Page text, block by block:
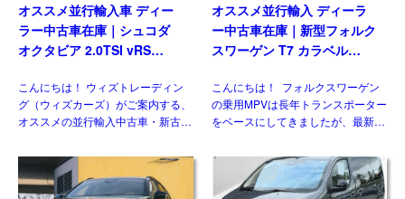
オススメ並行輸入車 ディー
ラー中古車在庫｜シュコダ
オクタビア 2.0TSI vRS
こんにちは！ ウィズトレーディン
グ（ウィズカーズ）がご案内する、
オススメの並行輸入中古車・新古
入のシュコダ オクタビア
vRS(Skoda Octavia vRS）です。
グレード追加で […]
オススメ並行輸入 ディーラ
ー中古車在庫｜新型フォルク
スワーゲン T7 カラベル
8AT 左ハンドル
こんにちは！ フォルクスワーゲン
の乗用MPVは長年トランスポーター
をベースにしてきましたが、最新の
た。マルチバンやカリフォルニアが
乗用車系プラットフォームを採用し
たモデルとして […]